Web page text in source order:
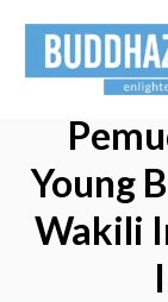
Young
Wakili